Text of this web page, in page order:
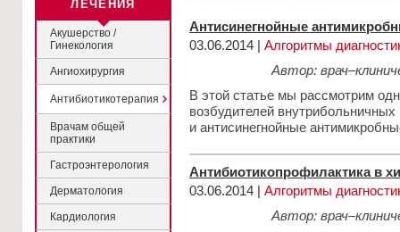
ЛЕЧЕНИЯ
Акушерство /
Гинекология
Ангиохирургия
Антибиотикотерапия
Врачам общей
практики
Гастроэнтерология
Дерматология
Кардиология
Антисинегнойные
03.06.2014 | Алгоритмы
Автор:
В этой статье мы рассмотрим
возбудителей
и антисинегнойные
Антибиотикопрофилактика в
03.06.2014 | Алгоритмы
Автор: